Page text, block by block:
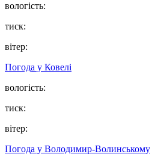
вологість:
тиск:
вітер:
Погода у Ковелі
вологість:
тиск:
вітер:
Погода у Володимир-Волинському